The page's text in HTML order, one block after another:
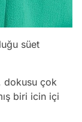
süet
dokusu çok
biri icin içi